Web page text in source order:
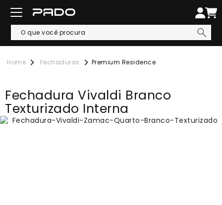
Fechaduras Premium Residence
Fechadura Vivaldi Branco
Texturizado Interna